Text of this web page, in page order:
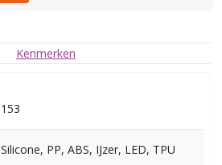
Kenmerken
153
Silicone, PP, ABS, IJzer, LED, TPU